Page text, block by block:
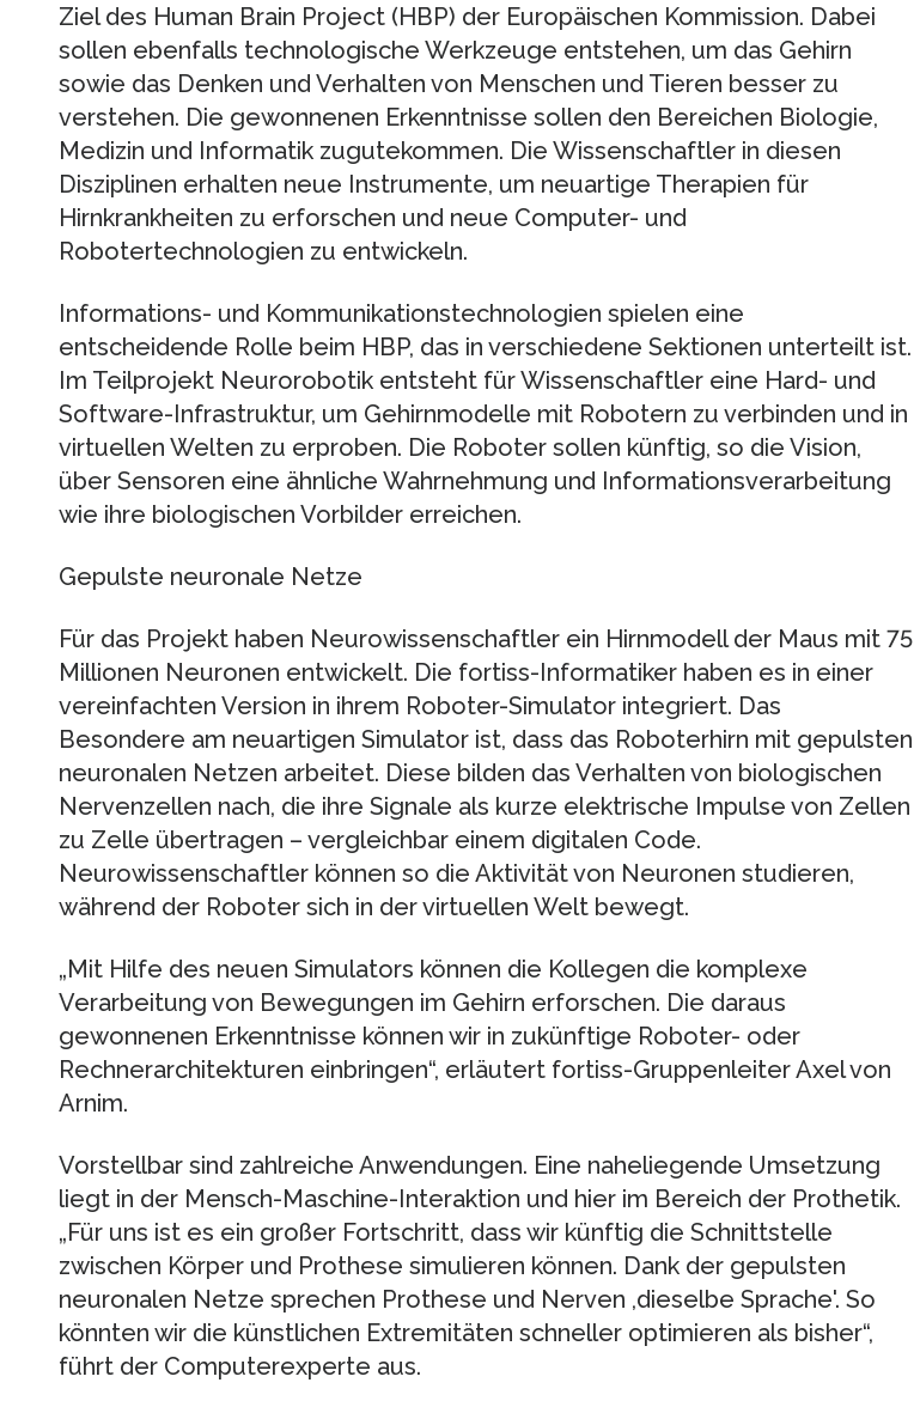
Ziel des Human Brain Project (HBP) der Europäischen Kommission. Dabei
sollen ebenfalls technologische Werkzeuge entstehen, um das Gehirn
sowie das Denken und Verhalten von Menschen und Tieren besser zu
verstehen. Die gewonnenen Erkenntnisse sollen den Bereichen Biologie,
Medizin und Informatik zugutekommen. Die Wissenschaftler in diesen
Disziplinen erhalten neue Instrumente, um neuartige Therapien für
Hirnkrankheiten zu erforschen und neue Computer- und
Robotertechnologien zu entwickeln.
Informations- und Kommunikationstechnologien spielen eine
entscheidende Rolle beim HBP, das in verschiedene Sektionen unterteilt ist.
Im Teilprojekt Neurorobotik entsteht für Wissenschaftler eine Hard- und
Software-Infrastruktur, um Gehirnmodelle mit Robotern zu verbinden und in
virtuellen Welten zu erproben. Die Roboter sollen künftig, so die Vision,
über Sensoren eine ähnliche Wahrnehmung und Informationsverarbeitung
wie ihre biologischen Vorbilder erreichen.
Gepulste neuronale Netze
Für das Projekt haben Neurowissenschaftler ein Hirnmodell der Maus mit 75
Millionen Neuronen entwickelt. Die fortiss-Informatiker haben es in einer
vereinfachten Version in ihrem Roboter-Simulator integriert. Das
Besondere am neuartigen Simulator ist, dass das Roboterhirn mit gepulsten
neuronalen Netzen arbeitet. Diese bilden das Verhalten von biologischen
Nervenzellen nach, die ihre Signale als kurze elektrische Impulse von Zellen
zu Zelle übertragen – vergleichbar einem digitalen Code.
Neurowissenschaftler können so die Aktivität von Neuronen studieren,
während der Roboter sich in der virtuellen Welt bewegt.
„Mit Hilfe des neuen Simulators können die Kollegen die komplexe
Verarbeitung von Bewegungen im Gehirn erforschen. Die daraus
gewonnenen Erkenntnisse können wir in zukünftige Roboter- oder
Rechnerarchitekturen einbringen“, erläutert fortiss-Gruppenleiter Axel von
Arnim.
Vorstellbar sind zahlreiche Anwendungen. Eine naheliegende Umsetzung
liegt in der Mensch-Maschine-Interaktion und hier im Bereich der Prothetik.
„Für uns ist es ein großer Fortschritt, dass wir künftig die Schnittstelle
zwischen Körper und Prothese simulieren können. Dank der gepulsten
neuronalen Netze sprechen Prothese und Nerven ,dieselbe Sprache'. So
könnten wir die künstlichen Extremitäten schneller optimieren als bisher“,
führt der Computerexperte aus.